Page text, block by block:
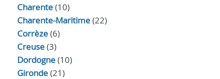
Charente(10)
Charente-Maritime(22)
Corrèze(6)
Creuse(3)
Dordogne(10)
Gironde(21)